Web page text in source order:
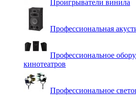
Проигрыватели винила
Профессиональная
Профессиональное
кинотеатров
Профессиональное